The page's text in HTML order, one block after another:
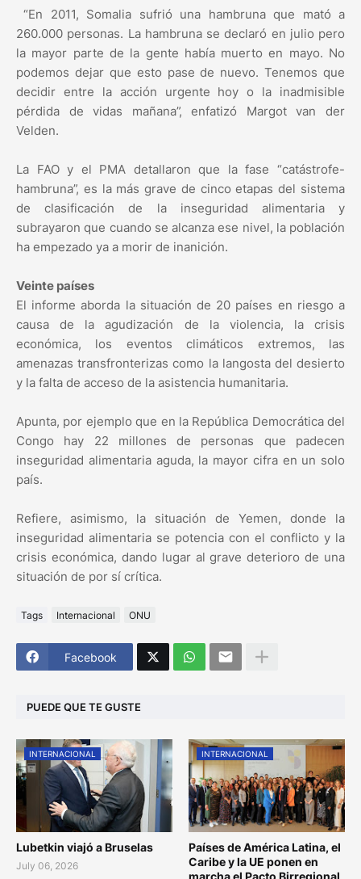
“En 2011, Somalia sufrió una hambruna que mató a
260.000 personas. La hambruna se declaró en julio pero
la mayor parte de la gente había muerto en mayo. No
podemos dejar que esto pase de nuevo. Tenemos que
decidir entre la acción urgente hoy o la inadmisible
pérdida de vidas mañana”, enfatizó Margot van der
Velden.
La FAO y el PMA detallaron que la fase “catástrofe-
hambruna”, es la más grave de cinco etapas del sistema
de clasificación de la inseguridad alimentaria y
subrayaron que cuando se alcanza ese nivel, la población
ha empezado ya a morir de inanición.
Veinte países
El informe aborda la situación de 20 países en riesgo a
causa de la agudización de la violencia, la crisis
económica, los eventos climáticos extremos, las
amenazas transfronterizas como la langosta del desierto
y la falta de acceso de la asistencia humanitaria.
Apunta, por ejemplo que en la República Democrática del
Congo hay 22 millones de personas que padecen
inseguridad alimentaria aguda, la mayor cifra en un solo
país.
Refiere, asimismo, la situación de Yemen, donde la
inseguridad alimentaria se potencia con el conflicto y la
crisis económica, dando lugar al grave deterioro de una
situación de por sí crítica.
Tags Internacional ONU
Facebook
PUEDE QUE TE GUSTE
INTERNACIONAL
Lubetkin viajó a Bruselas
July 06, 2026
INTERNACIONAL
Países de América Latina, el
Caribe y la UE ponen en